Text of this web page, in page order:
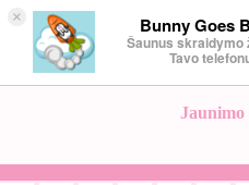
× Bunny Goes
Šaunus skraidymo
Tavo
Jaunimo